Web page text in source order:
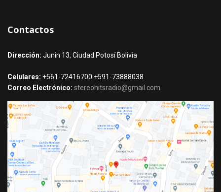
Contactos
Dirección: Junin 13, Ciudad Potosí Bolivia
Celulares: +561-72416700 +591-73888038
Correo Electrónico: stereohitsradio@gmail.com